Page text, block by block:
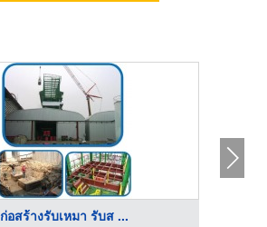
ก่อสร้างรับเหมา รับส ...